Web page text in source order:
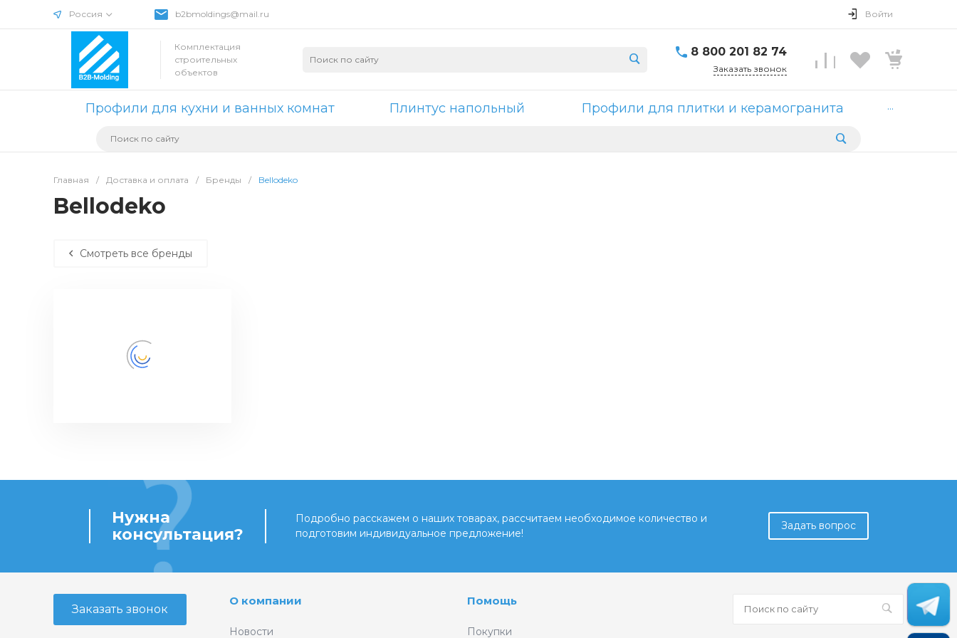
Россия b2bmoldings@mail.ru Войти
Комплектация
строительных
объектов
8 800 201 82 74
Заказать звонок
Профили для кухни и ванных комнат Плинтус напольный Профили для плитки и керамогранита ...
Главная / Доставка и оплата / Бренды / Bellodeko
Bellodeko
Смотреть все бренды
Нужна
консультация?
Подробно расскажем о наших товарах, рассчитаем необходимое количество и
подготовим индивидуальное предложение!
Задать вопрос
Заказать звонок
О компании
Новости
Помощь
Покупки